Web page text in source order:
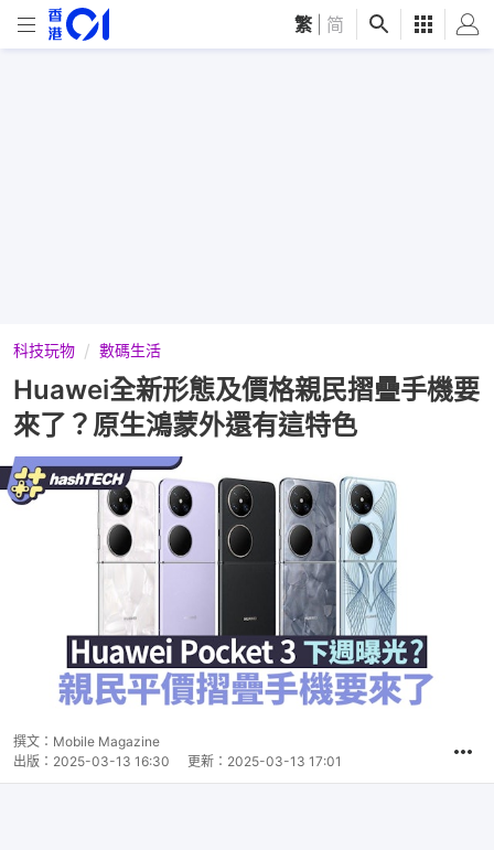
繁 简
科技玩物 數碼生活
Huawei全新形態及價格親民摺疊手機要
來了？原生鴻蒙外還有這特色
撰文： Mobile Magazine
出版： 2025-03-13 16:30 更新： 2025-03-13 17:01